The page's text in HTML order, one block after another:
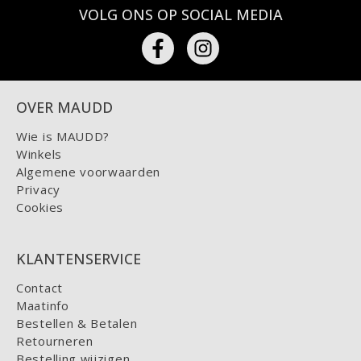
VOLG ONS OP SOCIAL MEDIA
OVER MAUDD
Wie is MAUDD?
Winkels
Algemene voorwaarden
Privacy
Cookies
KLANTENSERVICE
Contact
Maatinfo
Bestellen & Betalen
Retourneren